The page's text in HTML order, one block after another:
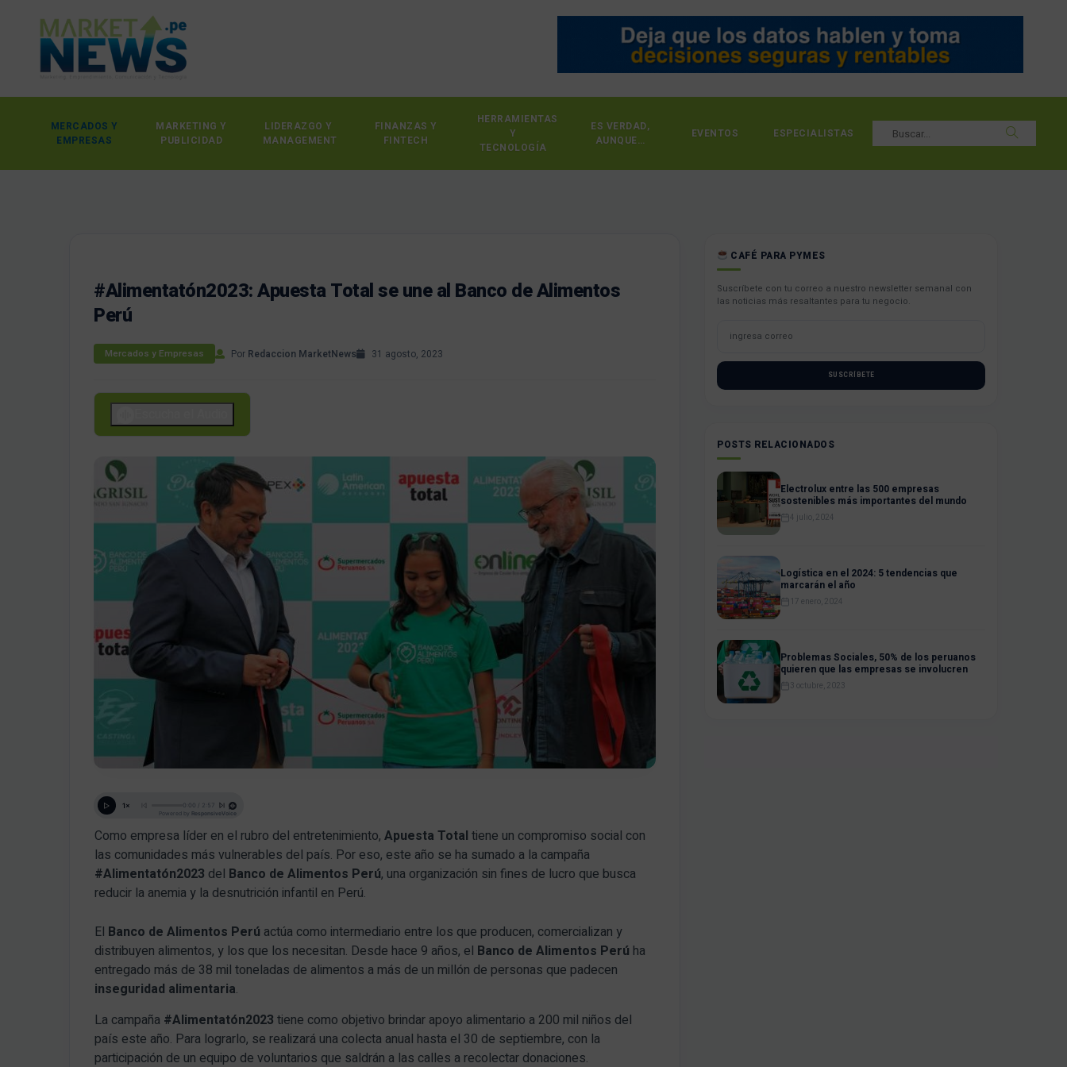
MERCADOS Y
EMPRESAS
MARKETING Y
PUBLICIDAD
LIDERAZGO Y
MANAGEMENT
FINANZAS Y
FINTECH
HERRAMIENTAS
Y
TECNOLOGÍA
ES VERDAD,
AUNQUE…
EVENTOS ESPECIALISTAS
#Alimentatón2023: Apuesta Total se une al Banco de Alimentos
Perú
Mercados y Empresas Por Redaccion MarketNews 31 agosto, 2023
Como empresa líder en el rubro del entretenimiento,Apuesta Total tiene un compromiso social con
las comunidades más vulnerables del país. Por eso, este año se ha sumado a la campaña
#Alimentatón2023 del Banco de Alimentos Perú, una organización sin fines de lucro que busca
reducir la anemia y la desnutrición infantil en Perú.
El Banco de Alimentos Perú actúa como intermediario entre los que producen, comercializan y
distribuyen alimentos, y los que los necesitan. Desde hace 9 años, el Banco de Alimentos Perú ha
entregado más de 38 mil toneladas de alimentos a más de un millón de personas que padecen
inseguridad alimentaria.
La campaña #Alimentatón2023 tiene como objetivo brindar apoyo alimentario a 200 mil niños del
país este año. Para lograrlo, se realizará una colecta anual hasta el 30 de septiembre, con la
participación de un equipo de voluntarios que saldrán a las calles a recolectar donaciones.
CAFÉ PARA PYMES
Suscríbete con tu correo a nuestro newsletter semanal con
las noticias más resaltantes para tu negocio.
SUSCRÍBETE
POSTS RELACIONADOS
Electrolux entre las 500 empresas
sostenibles más importantes del mundo
4 julio, 2024
Logística en el 2024: 5 tendencias que
marcarán el año
17 enero, 2024
Problemas Sociales, 50% de los peruanos
quieren que las empresas se involucren
3 octubre, 2023